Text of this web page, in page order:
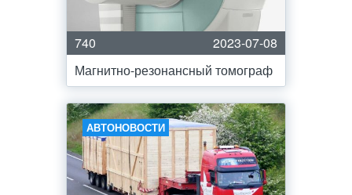
740
2023-07-08
Магнитно-резонансный томограф
АВТОНОВОСТИ